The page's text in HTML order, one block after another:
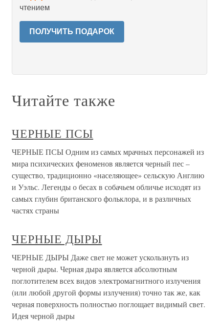
чтением
ПОЛУЧИТЬ ПОДАРОК
Читайте также
ЧЕРНЫЕ ПСЫ
ЧЕРНЫЕ ПСЫ Одним из самых мрачных персонажей из
мира психических феноменов является черный пес –
существо, традиционно «населяющее» сельскую Англию
и Уэльс. Легенды о бесах в собачьем обличье исходят из
самых глубин британского фольклора, и в различных
частях страны
ЧЕРНЫЕ ДЫРЫ
ЧЕРНЫЕ ДЫРЫ Даже свет не может ускользнуть из
черной дыры. Черная дыра является абсолютным
поглотителем всех видов электромагнитного излучения
(или любой другой формы излучения) точно так же, как
черная поверхность полностью поглощает видимый свет.
Идея черной дыры